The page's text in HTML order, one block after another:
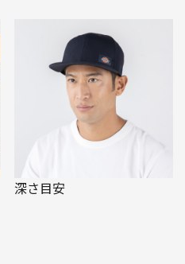
深さ目安